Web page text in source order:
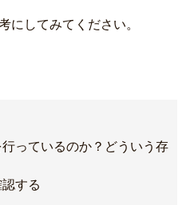
にしてみてください。
っているのか？どういう存
する